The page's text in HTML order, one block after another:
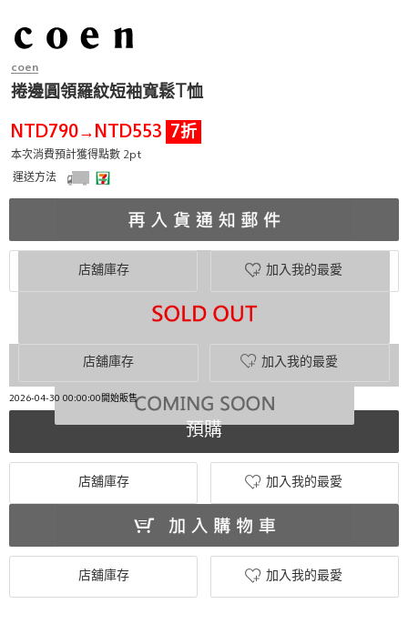
coen
捲邊圓領羅紋短袖寬鬆T恤
NTD790→ NTD553 7折
本次消費預計獲得點數 2pt
運送方法
加入我的最愛
店舖庫存
店舖庫存 加入我的最愛
2026-04-30 00:00:00開始販售
預購
店舖庫存 加入我的最愛
店舖庫存 加入我的最愛